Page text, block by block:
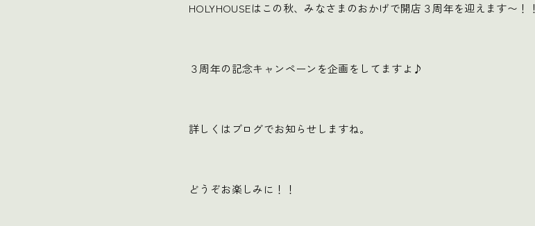
HOLYHOUSEはこの秋、みなさまのおかげで開店３周年を迎えます〜！！
３周年の記念キャンペーンを企画をしてますよ♪
詳しくはブログでお知らせしますね。
どうぞお楽しみに！！